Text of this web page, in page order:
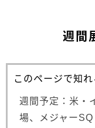
週間
このページで知れ
週間予定：米・
場、メジャーSQ